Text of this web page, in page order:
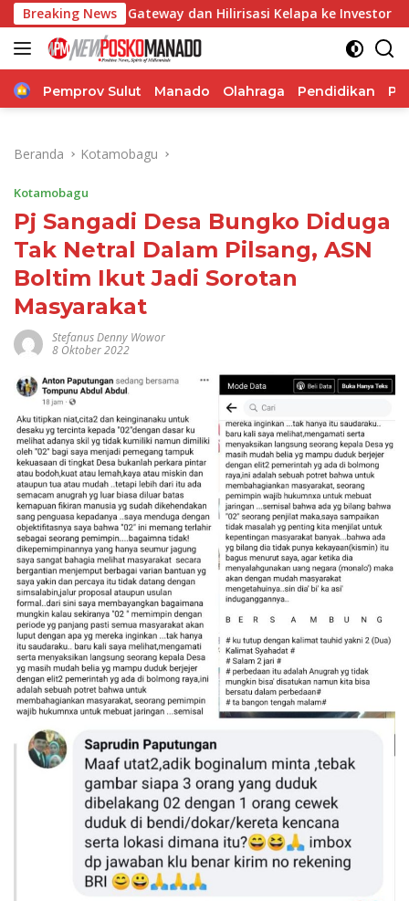
Langsung
ke
konten
Breaking News
dan Hilirisasi Kelapa ke Investor Bupati
Home
Pemprov Sulut Manado Olahraga Pendidikan
Beranda Kotamobagu
Kotamobagu
Pj Sangadi Desa Bungko Diduga
Tak Netral Dalam Pilsang, ASN
Boltim Ikut Jadi Sorotan
Masyarakat
Stefanus Denny Wowor
8 Oktober 2022